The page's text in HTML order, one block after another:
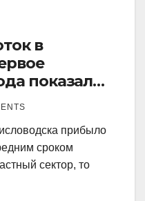
в
показал
процент.
прибыло
сроком
сектор, то